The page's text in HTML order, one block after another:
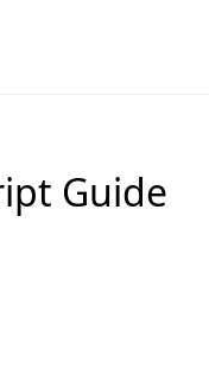
Guide